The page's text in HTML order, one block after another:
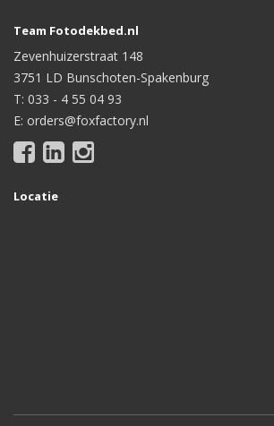
Team Fotodekbed.nl
Zevenhuizerstraat 148
3751 LD Bunschoten-Spakenburg
T: 033 - 4 55 04 93
E: orders@foxfactory.nl
Locatie